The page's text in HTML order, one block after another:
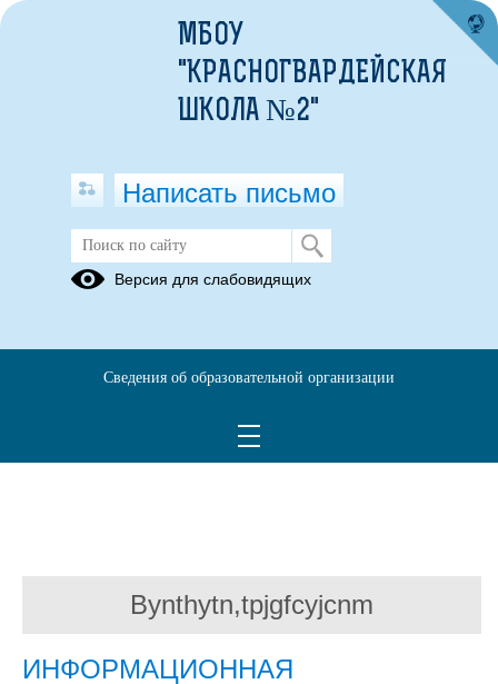
Bynthytn,tpjgfcyjcnm
ИНФОРМАЦИОННАЯ
МБОУ
"КРАСНОГВАРДЕЙСКАЯ
ШКОЛА №2"
Написать письмо
Версия для слабовидящих
Сведения об образовательной организации